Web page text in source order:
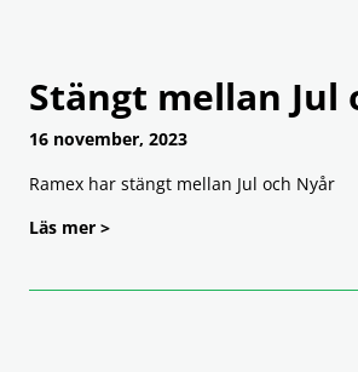
Stängt mellan Jul
16 november, 2023
Ramex har stängt mellan Jul och Nyår
Läs mer >